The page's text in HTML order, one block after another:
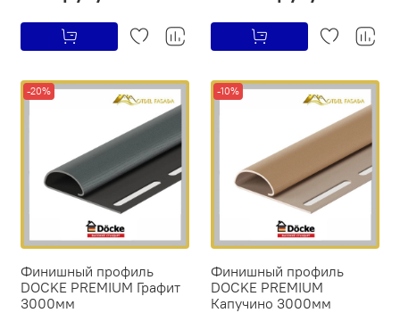
-20%
Финишный профиль
DOCKE PREMIUM Графит
3000мм
-10%
Финишный профиль
DOCKE PREMIUM
Капучино 3000мм